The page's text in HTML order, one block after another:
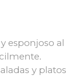
esponjoso al
y platos